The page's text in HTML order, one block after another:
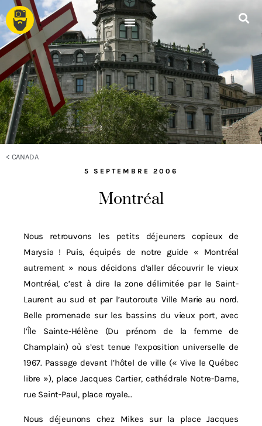
< CANADA
5 SEPTEMBRE 2006
Montréal
Nous retrouvons les petits déjeuners copieux de
Marysia ! Puis, équipés de notre guide « Montréal
autrement » nous décidons d’aller découvrir le vieux
Montréal, c’est à dire la zone délimitée par le Saint-
Laurent au sud et par l’autoroute Ville Marie au nord.
Belle promenade sur les bassins du vieux port, avec
l’Île Sainte-Hélène (Du prénom de la femme de
Champlain) où s’est tenue l’exposition universelle de
1967. Passage devant l’hôtel de ville (« Vive le Québec
libre »), place Jacques Cartier, cathédrale Notre-Dame,
rue Saint-Paul, place royale…
Nous déjeunons chez Mikes sur la place Jacques